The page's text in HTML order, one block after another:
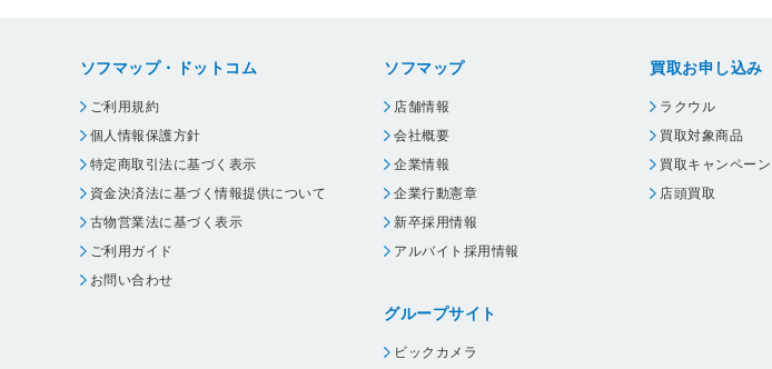
ソフマップ・ドットコム
ご利用規約
個人情報保護方針
特定商取引法に基づく表示
資金決済法に基づく情報提供について
古物営業法に基づく表示
ご利用ガイド
お問い合わせ
ソフマップ
店舗情報
会社概要
企業情報
企業行動憲章
新卒採用情報
アルバイト採用情報
グループサイト
ビックカメラ
買取お申し込み
ラクウル
買取対象商品
買取キャンペーン
店頭買取